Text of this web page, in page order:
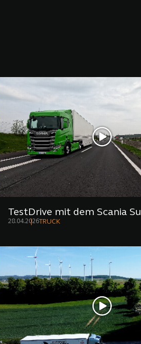
TestDrive mit dem Scania
28.04.2026 TRUCK